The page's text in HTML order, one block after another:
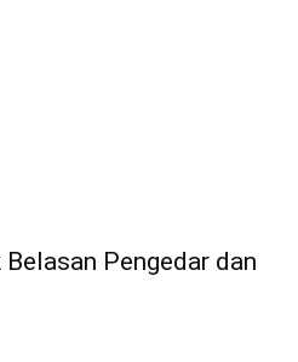
Pengedar dan